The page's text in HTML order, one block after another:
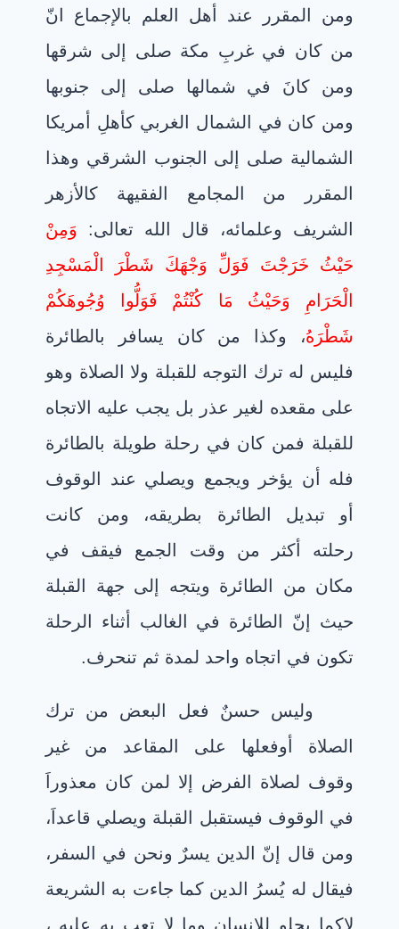
ومن المقرر عند أهل العلم بالإجماع انّ
من كان في غربِ مكة صلى إلى شرقها
ومن كانَ في شمالها صلى إلى جنوبها
ومن كان في الشمال الغربي كأهلِ أمريكا
الشمالية صلى إلى الجنوب الشرقي وهذا
المقرر من المجامع الفقيهة كالأزهر
الشريف وعلمائه، قال الله تعالى: وَمِنْ
حَيْثُ خَرَجْتَ فَوَلِّ وَجْهَكَ شَطْرَ الْمَسْجِدِ
الْحَرَامِ وَحَيْثُ مَا كُنْتُمْ فَوَلُّوا وُجُوهَكُمْ
شَطْرَهُ، وكذا من كان يسافر بالطائرة
فليس له ترك التوجه للقبلة ولا الصلاة وهو
على مقعده لغير عذر بل يجب عليه الاتجاه
للقبلة فمن كان في رحلة طويلة بالطائرة
فله أن يؤخر ويجمع ويصلي عند الوقوف
أو تبديل الطائرة بطريقه، ومن كانت
رحلته أكثر من وقت الجمع فيقف في
مكان من الطائرة ويتجه إلى جهة القبلة
حيث إنّ الطائرة في الغالب أثناء الرحلة
تكون في اتجاه واحد لمدة ثم تنحرف.
وليس حسنٌ فعل البعض من ترك
الصلاة أوفعلها على المقاعد من غير
وقوف لصلاة الفرض إلا لمن كان معذوراَ
في الوقوف فيستقبل القبلة ويصلي قاعداَ،
ومن قال إنّ الدين يسرٌ ونحن في السفر،
فيقال له يُسرُ الدين كما جاءت به الشريعة
لاكما يحلو للإنسان وما لا تعب به عليه ،